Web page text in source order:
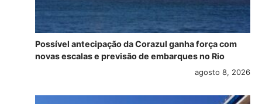
Possível antecipação da Corazul ganha força com
novas escalas e previsão de embarques no Rio
agosto 8, 2026